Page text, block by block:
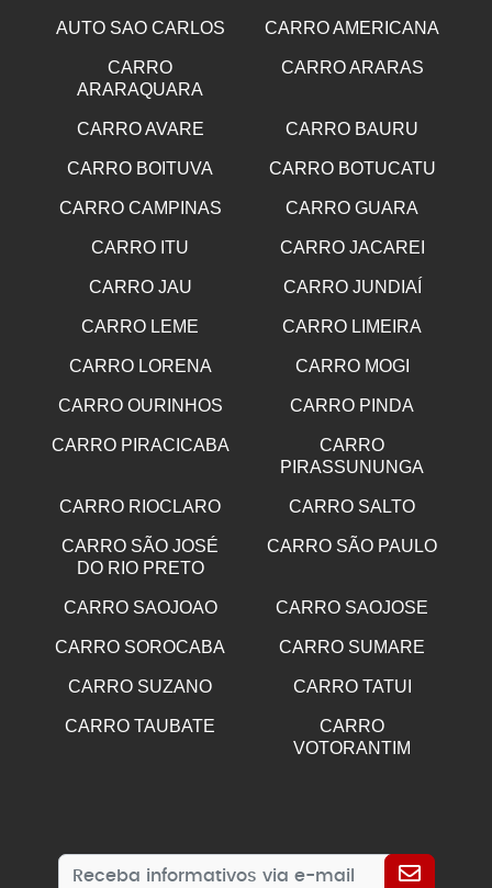
AUTO SAO CARLOS CARRO AMERICANA
CARRO
ARARAQUARA
CARRO ARARAS
CARRO AVARE CARRO BAURU
CARRO BOITUVA CARRO BOTUCATU
CARRO CAMPINAS CARRO GUARA
CARRO ITU CARRO JACAREI
CARRO JAU CARRO JUNDIAÍ
CARRO LEME CARRO LIMEIRA
CARRO LORENA CARRO MOGI
CARRO OURINHOS CARRO PINDA
CARRO PIRACICABA
CARRO
PIRASSUNUNGA
CARRO RIOCLARO CARRO SALTO
CARRO SÃO JOSÉ
DO RIO PRETO
CARRO SÃO PAULO
CARRO SAOJOAO CARRO SAOJOSE
CARRO SOROCABA CARRO SUMARE
CARRO SUZANO CARRO TATUI
CARRO TAUBATE
CARRO
VOTORANTIM